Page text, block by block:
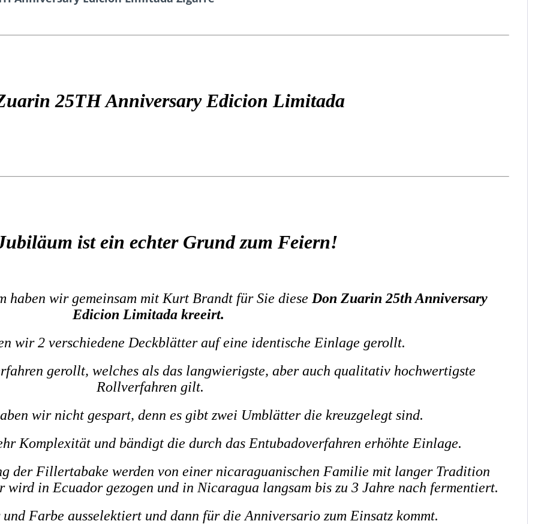
25TH Anniversary Edicion Limitada
ist ein echter Grund zum Feiern!
haben wir gemeinsam mit Kurt Brandt für Sie diese Don Zuarin 25th Anniversary
Edicion Limitadakreeirt.
wir 2 verschiedene Deckblätter auf eine identische Einlage gerollt.
gerollt, welches als das langwierigste, aber auch qualitativ hochwertigste
Rollverfahren gilt.
wir nicht gespart, denn es gibt zwei Umblätter die kreuzgelegt sind.
Komplexität und bändigt die durch das Entubadoverfahren erhöhte Einlage.
der Fillertabake werden von einer nicaraguanischen Familie mit langer Tradition
in Ecuador gezogen und in Nicaragua langsam bis zu 3 Jahre nach fermentiert.
Farbe ausselektiert und dann für die Anniversario zum Einsatz kommt.